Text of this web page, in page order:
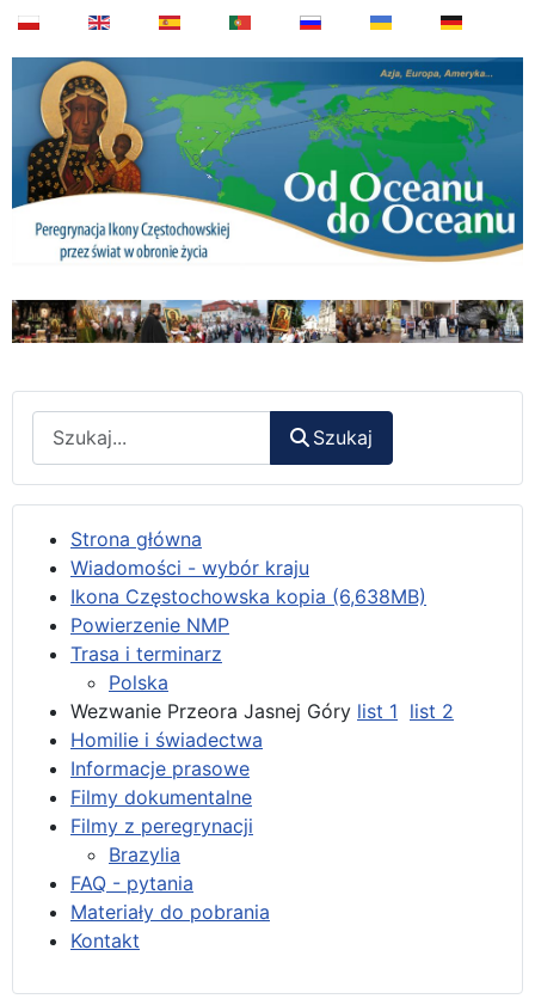
Szukaj
Strona główna
Wiadomości - wybór kraju
Ikona Częstochowska kopia (6,638MB)
Powierzenie NMP
Trasa i terminarz
Polska
Wezwanie Przeora Jasnej Góry list 1 list 2
Homilie i świadectwa
Informacje prasowe
Filmy dokumentalne
Filmy z peregrynacji
Brazylia
FAQ - pytania
Materiały do pobrania
Kontakt